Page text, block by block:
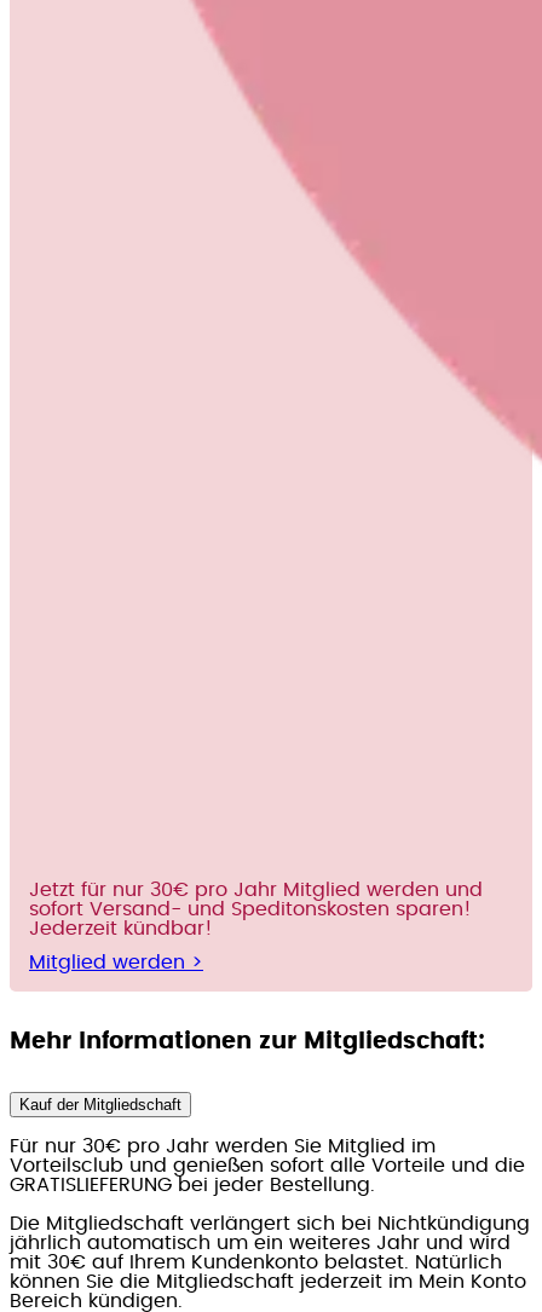
Jetzt für nur 30€ pro Jahr Mitglied werden und
sofort Versand- und Speditonskosten sparen!
Jederzeit kündbar!
Mitglied werden >
Mehr Informationen zur Mitgliedschaft:
Kauf der Mitgliedschaft
Für nur 30€ pro Jahr werden Sie Mitglied im
Vorteilsclub und genießen sofort alle Vorteile und die
GRATISLIEFERUNG bei jeder Bestellung.
Die Mitgliedschaft verlängert sich bei Nichtkündigung
jährlich automatisch um ein weiteres Jahr und wird
mit 30€ auf Ihrem Kundenkonto belastet. Natürlich
können Sie die Mitgliedschaft jederzeit im Mein Konto
Bereich kündigen.